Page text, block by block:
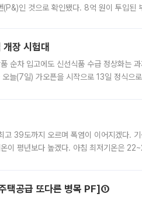
인 것으로 확인됐다. 8억 원이 투입된
장 시험대
순차 입고에도 신선식품 수급 정상화는 과
늘(7일) 가오픈을 시작으로 13일 정식으
고 39도까지 오르며 폭염이 이어지겠다. 기
이 평년보다 높겠다. 아침 최저기온은
택공급 또다른 병목 PF]①